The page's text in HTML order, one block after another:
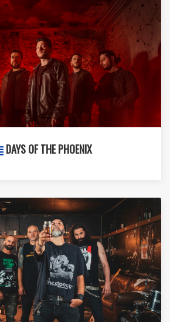
DAYS OF THE PHOENIX